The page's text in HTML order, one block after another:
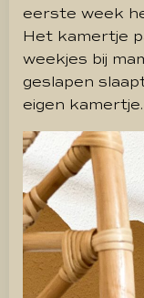
eerste week
Het kamertje
weekjes bij
geslapen
eigen kamertje.